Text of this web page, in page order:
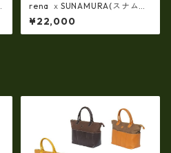
rena ｘSUNAMURA(スナムラ)
コラボ製品・日本製 コードバ
ン新喜皮革xレーデルオガワ
二つ折り財布（コイン入れな
¥22,000